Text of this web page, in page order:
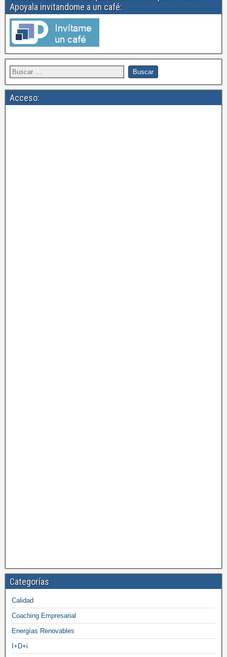
Apoyala invitandome a un café:
Acceso:
Categorías
Calidad
Coaching Empresarial
Energías Renovables
I+D+i